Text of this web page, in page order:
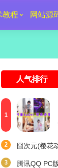
教程 网站源
人气排行